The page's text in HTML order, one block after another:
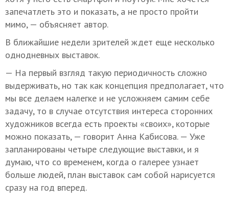
запечатлеть это и показать, а не просто пройти
мимо, — объясняет автор.
В ближайшие недели зрителей ждет еще несколько
однодневных выставок.
— На первый взгляд такую периодичность сложно
выдерживать, но так как концепция предполагает, что
мы все делаем налегке и не усложняем самим себе
задачу, то в случае отсутствия интереса сторонних
художников всегда есть проекты «своих», которые
можно показать, — говорит Анна Кабисова. — Уже
запланированы четыре следующие выставки, и я
думаю, что со временем, когда о галерее узнает
больше людей, план выставок сам собой нарисуется
сразу на год вперед.